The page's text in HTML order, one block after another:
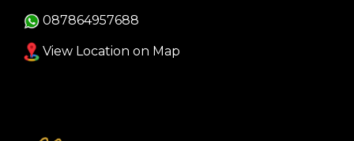
087864957688
View Location on Map